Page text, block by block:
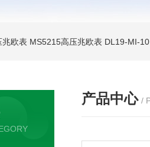
欧表 MS5215高压兆欧表 DL19-MI-
产品中心 /